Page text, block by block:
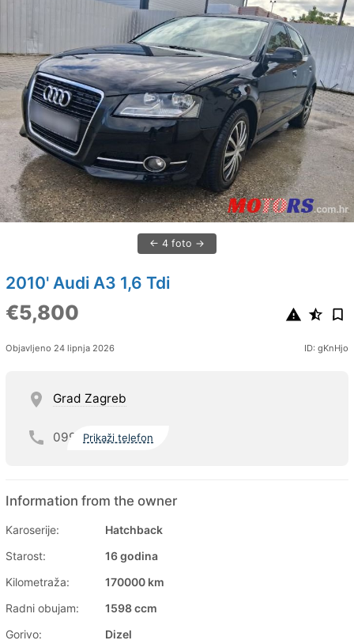
4 foto
2010' Audi A3 1,6 Tdi
€5,800
Objavljeno 24 lipnja 2026 ID: gKnHjo
Grad Zagreb
099 Prikaži telefon
Information from the owner
Karoserije:
Hatchback
Starost:
16 godina
Kilometraža:
170000 km
Radni obujam:
1598 ccm
Gorivo:
Dizel